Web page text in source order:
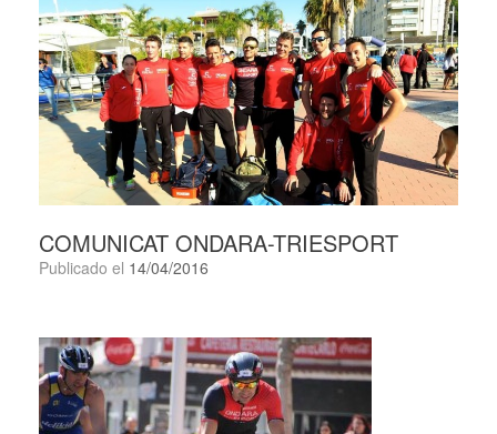
COMUNICAT ONDARA-TRIESPORT
Publicado el 14/04/2016